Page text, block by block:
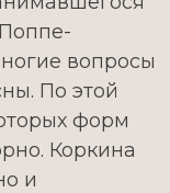
вопросы
По этой
форм
Коркина
и